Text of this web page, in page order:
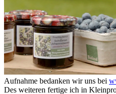
Aufnahme bedanken wir uns bei
Des weiteren fertige ich in